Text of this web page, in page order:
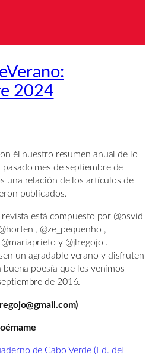
2024
él nuestro resumen anual de lo
mes de septiembre de
una relación de los artículos de
publicados.
está compuesto por @osvid
, @ze_pequenho ,
y @jlregojo .
un agradable verano y disfruten
poesía que les venimos
de 2016.
de Cabo Verde (Ed. del